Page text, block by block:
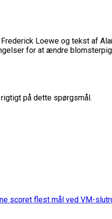
Loewe og tekst af
for at ændre
på dette spørgsmål.
scoret flest mål ved VM-